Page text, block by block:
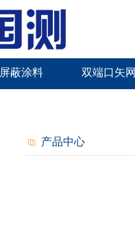
屏蔽涂料 双端口矢网
产品中心